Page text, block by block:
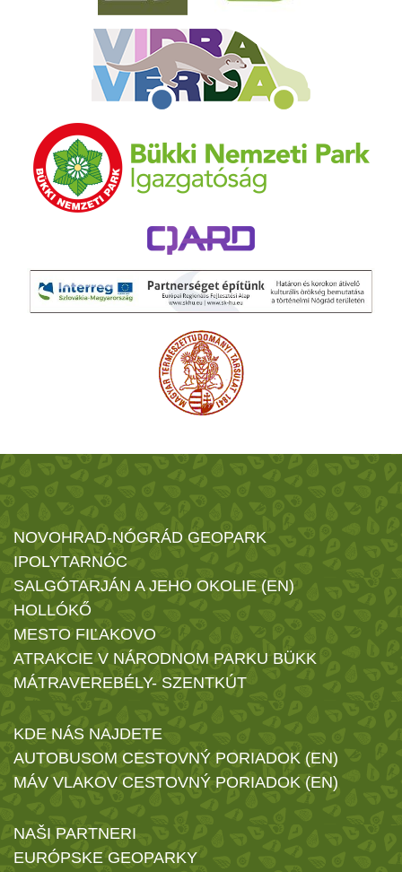
NOVOHRAD-NÓGRÁD GEOPARK
IPOLYTARNÓC
SALGÓTARJÁN A JEHO OKOLIE (EN)
HOLLÓKŐ
MESTO FIĽAKOVO
ATRAKCIE V NÁRODNOM PARKU BÜKK
MÁTRAVEREBÉLY- SZENTKÚT
KDE NÁS NAJDETE
AUTOBUSOM CESTOVNÝ PORIADOK (EN)
MÁV VLAKOV CESTOVNÝ PORIADOK (EN)
NAŠI PARTNERI
EURÓPSKE GEOPARKY